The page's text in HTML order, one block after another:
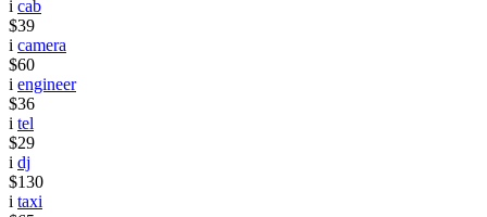
i cab
$39
i camera
$60
i engineer
$36
i tel
$29
i dj
$130
i taxi